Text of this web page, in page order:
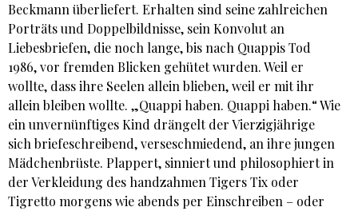
Beckmann überliefert. Erhalten sind seine zahlreichen
Porträts und Doppelbildnisse, sein Konvolut an
Liebesbriefen, die noch lange, bis nach Quappis Tod
1986, vor fremden Blicken gehütet wurden. Weil er
wollte, dass ihre Seelen allein blieben, weil er mit ihr
allein bleiben wollte. „Quappi haben. Quappi haben.“ Wie
ein unvernünftiges Kind drängelt der Vierzigjährige
sich briefeschreibend, verseschmiedend, an ihre jungen
Mädchenbrüste. Plappert, sinniert und philosophiert in
der Verkleidung des handzahmen Tigers Tix oder
Tigretto morgens wie abends per Einschreiben – oder